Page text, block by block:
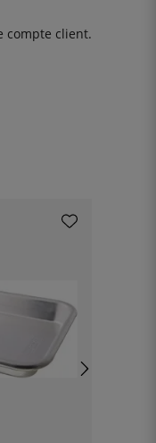
compte client.